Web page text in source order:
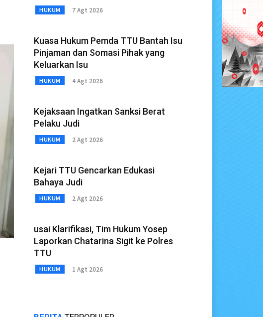
HUKUM 7 Agt 2026
Kuasa Hukum Pemda TTU Bantah Isu
Pinjaman dan Somasi Pihak yang
Keluarkan Isu
HUKUM 4 Agt 2026
Kejaksaan Ingatkan Sanksi Berat
Pelaku Judi
HUKUM 2 Agt 2026
Kejari TTU Gencarkan Edukasi
Bahaya Judi
HUKUM 2 Agt 2026
usai Klarifikasi, Tim Hukum Yosep
Laporkan Chatarina Sigit ke Polres
TTU
HUKUM 1 Agt 2026